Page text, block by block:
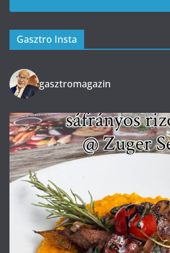
Gasztro Insta
gasztromagazin